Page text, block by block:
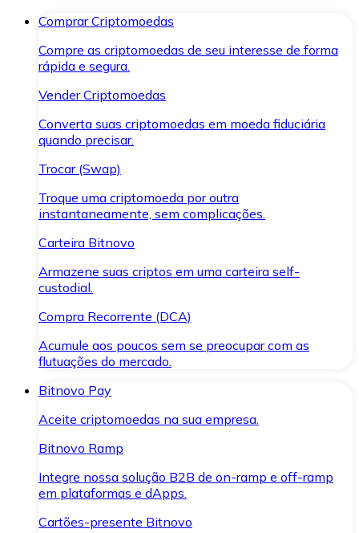
Comprar Criptomoedas
Compre as criptomoedas de seu interesse de forma
rápida e segura.
Vender Criptomoedas
Converta suas criptomoedas em moeda fiduciária
quando precisar.
Trocar (Swap)
Troque uma criptomoeda por outra
instantaneamente, sem complicações.
Carteira Bitnovo
Armazene suas criptos em uma carteira self-
custodial.
Compra Recorrente (DCA)
Acumule aos poucos sem se preocupar com as
flutuações do mercado.
Bitnovo Pay
Aceite criptomoedas na sua empresa.
Bitnovo Ramp
Integre nossa solução B2B de on-ramp e off-ramp
em plataformas e dApps.
Cartões-presente Bitnovo